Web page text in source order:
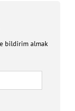
bildirim almak